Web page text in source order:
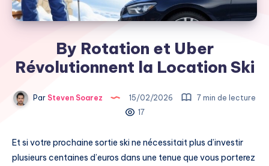
By Rotation et Uber
Révolutionnent la Location Ski
Par Steven Soarez 15/02/2026
7 min de lecture
17
Et si votre prochaine sortie ski ne nécessitait plus d’investir
plusieurs centaines d’euros dans une tenue que vous porterez